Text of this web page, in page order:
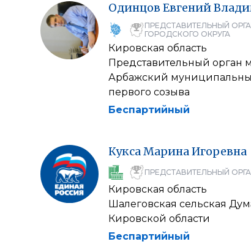
Одинцов Евгений
ПРЕДСТАВИТЕЛЬНЫЙ
ГОРОДСКОГО ОКРУГА
Кировская область
Представительный орган
Арбажский
первого созыва
Беспартийный
КуксаМаринаИгоревна
ПРЕДСТАВИТЕЛЬНЫЙ
Кировская область
Шалеговская сельская
Кировской области
Беспартийный